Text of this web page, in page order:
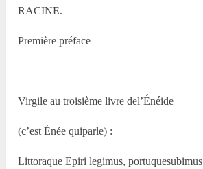
RACINE.
Première préface
Virgile au troisième livre del’Énéide
(c’est Énée quiparle) :
Littoraque Epiri legimus, portuquesubimus